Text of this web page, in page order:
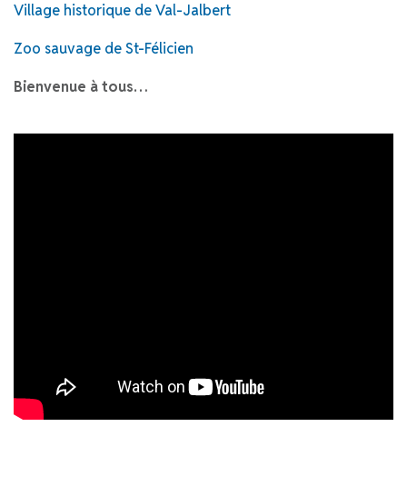
Village historique de Val-Jalbert
Zoo sauvage de St-Félicien
Bienvenue à tous…